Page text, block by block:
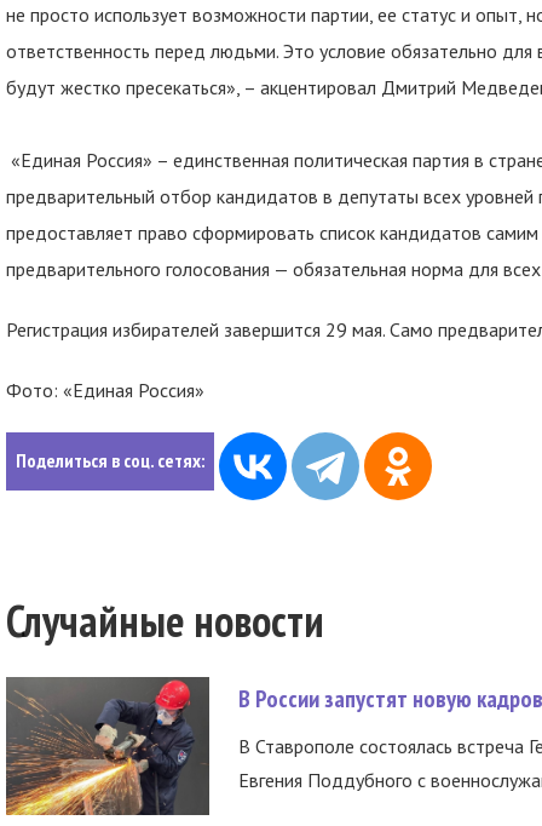
не просто использует возможности партии, ее статус и опыт,
ответственность перед людьми. Это условие обязательно для
будут жестко пресекаться», – акцентировал Дмитрий
«Единая Россия» – единственная политическая партия в
предварительный отбор кандидатов в депутаты всех уровней
предоставляет право сформировать список кандидатов
предварительного голосования — обязательная норма для
Регистрация избирателей завершится 29 мая. Само
Фото: «Единая Россия»
Поделиться в соц. сетях:
Случайные новости
В России запустят новую
В Ставрополе состоялась встреча
Евгения Поддубного с